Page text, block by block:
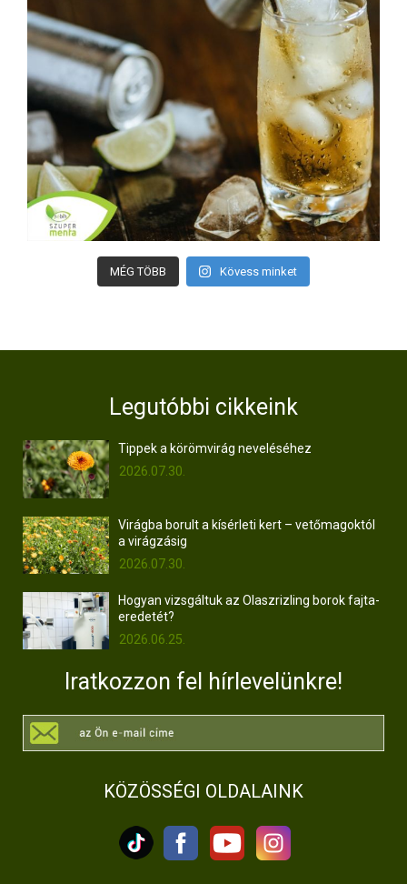
MÉG TÖBB Kövess minket
Legutóbbi cikkeink
Tippek a körömvirág neveléséhez
2026.07.30.
Virágba borult a kísérleti kert – vetőmagoktól
a virágzásig
2026.07.30.
Hogyan vizsgáltuk az Olaszrizling borok fajta-
eredetét?
2026.06.25.
Iratkozzon fel hírlevelünkre!
KÖZÖSSÉGI OLDALAINK